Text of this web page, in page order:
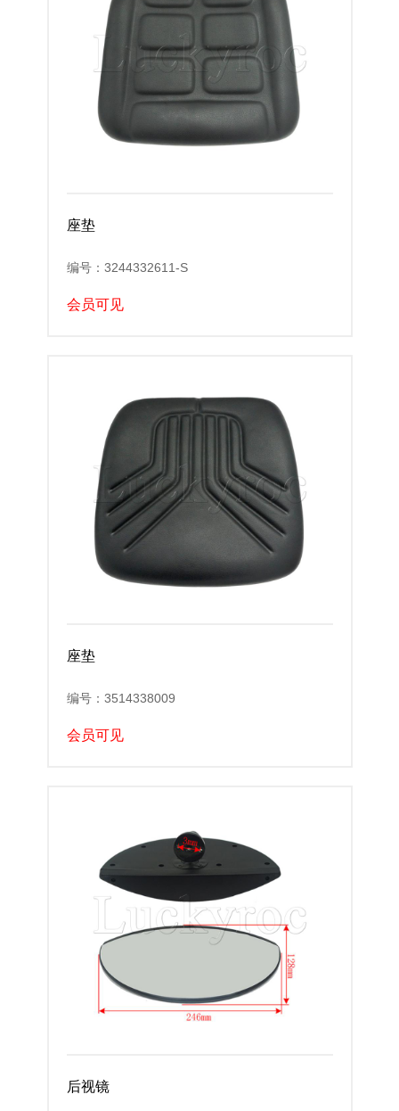
座垫
编号：3244332611-S
会员可见
座垫
编号：3514338009
会员可见
后视镜